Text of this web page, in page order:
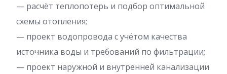
— расчёт теплопотерь и подбор оптимальной
схемы отопления;
— проект водопровода с учётом качества
источника воды и требований по фильтрации;
— проект наружной и внутренней канализации